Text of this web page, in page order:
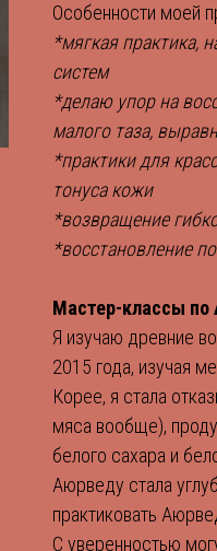
Особенности моей
*мягкая практика,
систем
*делаю упор на
малого таза,
*практики для
тонуса кожи
*возвращение
*восстановление
Мастер-классы
Я изучаю древние
2015 года, изучая
Корее, я стала
мяса вообще),
белого сахара и
Аюрведу стала
практиковать
С уверенностью